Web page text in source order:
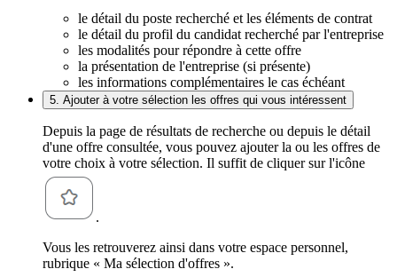
le détail du poste recherché et les éléments de contrat
le détail du profil du candidat recherché par l'entreprise
les modalités pour répondre à cette offre
la présentation de l'entreprise (si présente)
les informations complémentaires le cas échéant
5. Ajouter à votre sélection les offres qui vous intéressent
Depuis la page de résultats de recherche ou depuis le détail
d'une offre consultée, vous pouvez ajouter la ou les offres de
votre choix à votre sélection. Il suffit de cliquer sur l'icône
.
Vous les retrouverez ainsi dans votre espace personnel,
rubrique « Ma sélection d'offres ».